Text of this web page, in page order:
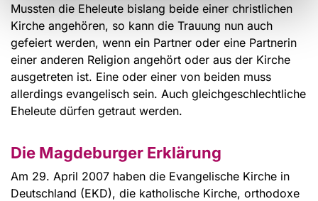
Mussten die Eheleute bislang beide einer christlichen
Kirche angehören, so kann die Trauung nun auch
gefeiert werden, wenn ein Partner oder eine Partnerin
einer anderen Religion angehört oder aus der Kirche
ausgetreten ist. Eine oder einer von beiden muss
allerdings evangelisch sein. Auch gleichgeschlechtliche
Eheleute dürfen getraut werden.
Die Magdeburger Erklärung
Am 29. April 2007 haben die Evangelische Kirche in
Deutschland (EKD), die katholische Kirche, orthodoxe